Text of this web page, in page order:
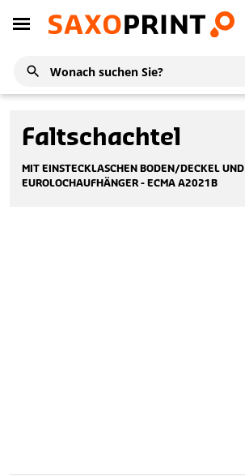
Faltschachtel
MIT EINSTECKLASCHEN BODEN/DECKEL UND
EUROLOCHAUFHÄNGER - ECMA A2021B